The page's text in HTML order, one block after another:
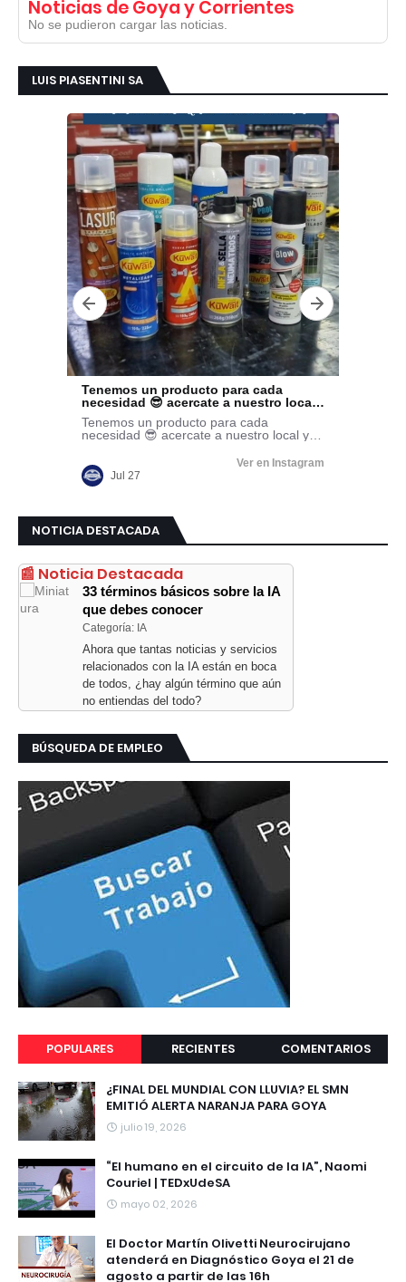
Noticias de Goya y Corrientes
No se pudieron cargar las noticias.
LUIS PIASENTINI SA
NOTICIA DESTACADA
📰 Noticia Destacada
33 términos básicos sobre la IA
que debes conocer
Categoría: IA
Ahora que tantas noticias y servicios
relacionados con la IA están en boca
de todos, ¿hay algún término que aún
no entiendas del todo?
BÚSQUEDA DE EMPLEO
POPULARES RECIENTES COMENTARIOS
¿FINAL DEL MUNDIAL CON LLUVIA? EL SMN
EMITIÓ ALERTA NARANJA PARA GOYA
julio 19, 2026
“El humano en el circuito de la IA”, Naomi
Couriel | TEDxUdeSA
mayo 02, 2026
El Doctor Martín Olivetti Neurocirujano
atenderá en Diagnóstico Goya el 21 de
agosto a partir de las 16h